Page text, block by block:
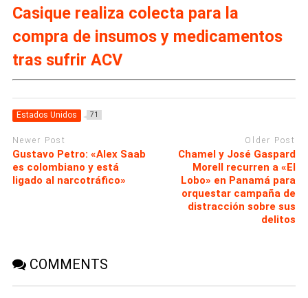
Casique realiza colecta para la
compra de insumos y medicamentos
tras sufrir ACV
Estados Unidos 71
Newer Post
Gustavo Petro: «Alex Saab
es colombiano y está
ligado al narcotráfico»
Older Post
Chamel y José Gaspard
Morell recurren a «El
Lobo» en Panamá para
orquestar campaña de
distracción sobre sus
delitos
COMMENTS